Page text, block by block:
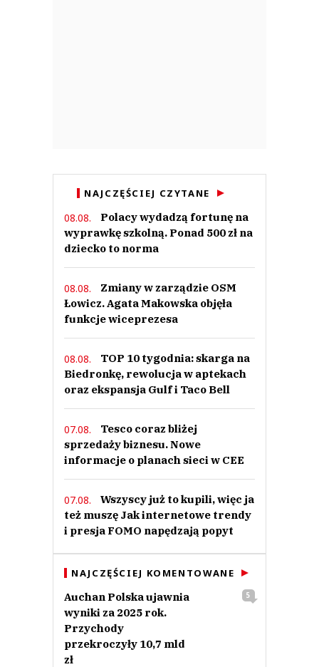
NAJCZĘŚCIEJ CZYTANE
08.08.
Polacy wydadzą fortunę na
wyprawkę szkolną. Ponad 500 zł na
dziecko to norma
08.08.
Zmiany w zarządzie OSM
Łowicz. Agata Makowska objęła
funkcje wiceprezesa
08.08.
TOP 10 tygodnia: skarga na
Biedronkę, rewolucja w aptekach
oraz ekspansja Gulf i Taco Bell
07.08.
Tesco coraz bliżej
sprzedaży biznesu. Nowe
informacje o planach sieci w CEE
07.08.
Wszyscy już to kupili, więc ja
też muszę Jak internetowe trendy
i presja FOMO napędzają popyt
NAJCZĘŚCIEJ KOMENTOWANE
Auchan Polska ujawnia
wyniki za 2025 rok.
Przychody
przekroczyły 10,7 mld
zł
5